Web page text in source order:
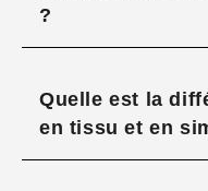
?
Quelle est la
en tissu et en